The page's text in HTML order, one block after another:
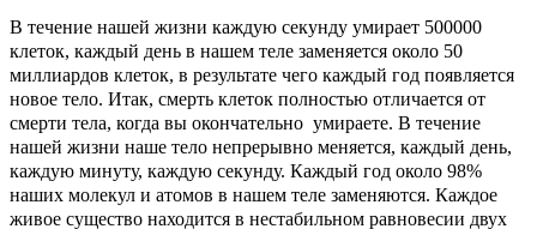
В течение нашей жизни каждую секунду умирает 500000
клеток, каждый день в нашем теле заменяется около 50
миллиардов клеток, в результате чего каждый год появляется
новое тело. Итак, смерть клеток полностью отличается от
смерти тела, когда вы окончательно умираете. В течение
нашей жизни наше тело непрерывно меняется, каждый день,
каждую минуту, каждую секунду. Каждый год около 98%
наших молекул и атомов в нашем теле заменяются. Каждое
живое существо находится в нестабильном равновесии двух